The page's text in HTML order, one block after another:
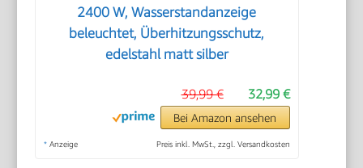
2400 W, Wasserstandanzeige
beleuchtet, Überhitzungsschutz,
edelstahl matt silber
32,99 €
39,99 €
Bei Amazon ansehen
* Anzeige Preis inkl. MwSt., zzgl. Versandkosten